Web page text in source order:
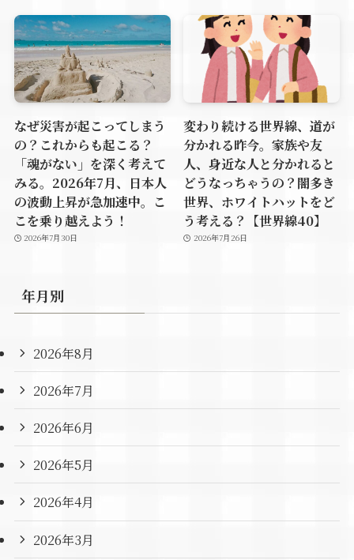
なぜ災害が起こってしまう
の？これからも起こる？
「魂がない」を深く考えて
みる。2026年7月、日本人
の波動上昇が急加速中。こ
こを乗り越えよう！
2026年7月30日
変わり続ける世界線、道が
分かれる昨今。家族や友
人、身近な人と分かれると
どうなっちゃうの？闇多き
世界、ホワイトハットをど
う考える？【世界線40】
2026年7月26日
年月別
2026年8月
2026年7月
2026年6月
2026年5月
2026年4月
2026年3月